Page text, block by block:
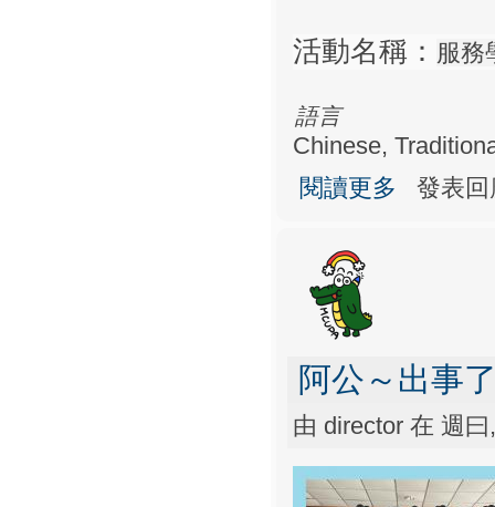
活動名稱： 服務
語言
Chinese,
閱讀更多
關於服務學習（
發表
阿公～出事
由 director在 週曰